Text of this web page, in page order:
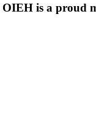
OIEH is a proud